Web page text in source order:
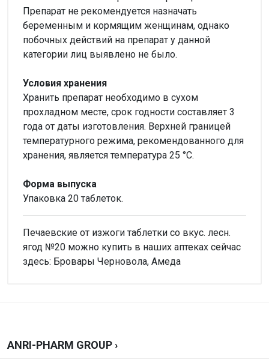
Препарат не рекомендуется назначать
беременным и кормящим женщинам, однако
побочных действий на препарат у данной
категории лиц выявлено не было.
Условия хранения
Хранить препарат необходимо в сухом
прохладном месте, срок годности составляет 3
года от даты изготовления. Верхней границей
температурного режима, рекомендованного для
хранения, является температура 25 °C.
Форма выпуска
Упаковка 20 таблеток.
Печаевские от изжоги таблетки со вкус. лесн.
ягод №20 можно купить в наших аптеках сейчас
здесь: Бровары Черновола, Амеда
Написать отзыв
ANRI-PHARM GROUP ›